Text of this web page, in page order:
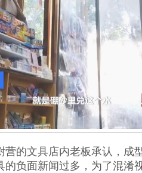
营的文具店内老板承认，成
的负面新闻过多，为了混淆